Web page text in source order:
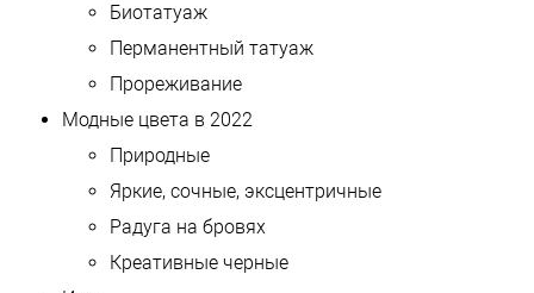
Биотатуаж
Перманентный татуаж
Прореживание
Модные цвета в 2022
Природные
Яркие, сочные, эксцентричные
Радуга на бровях
Креативные черные